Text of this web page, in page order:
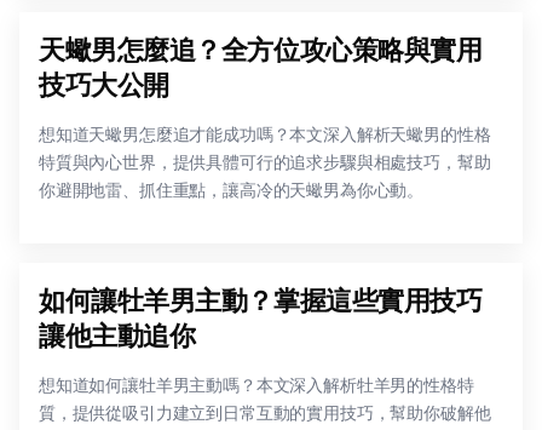
天蠍男怎麼追？全方位攻心策略與實用
技巧大公開
想知道天蠍男怎麼追才能成功嗎？本文深入解析天蠍男的性格
特質與內心世界，提供具體可行的追求步驟與相處技巧，幫助
你避開地雷、抓住重點，讓高冷的天蠍男為你心動。
如何讓牡羊男主動？掌握這些實用技巧
讓他主動追你
想知道如何讓牡羊男主動嗎？本文深入解析牡羊男的性格特
質，提供從吸引力建立到日常互動的實用技巧，幫助你破解他